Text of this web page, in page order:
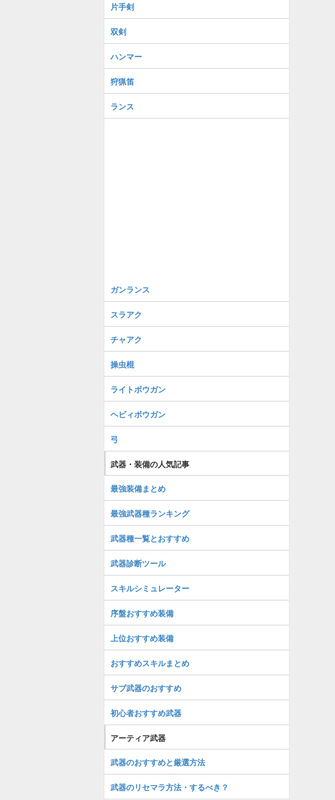
片手剣
双剣
ハンマー
狩猟笛
ランス
ガンランス
スラアク
チャアク
操虫棍
ライトボウガン
ヘビィボウガン
弓
武器・装備の人気記事
最強装備まとめ
最強武器種ランキング
武器種一覧とおすすめ
武器診断ツール
スキルシミュレーター
序盤おすすめ装備
上位おすすめ装備
おすすめスキルまとめ
サブ武器のおすすめ
初心者おすすめ武器
アーティア武器
武器のおすすめと厳選方法
武器のリセマラ方法・するべき？